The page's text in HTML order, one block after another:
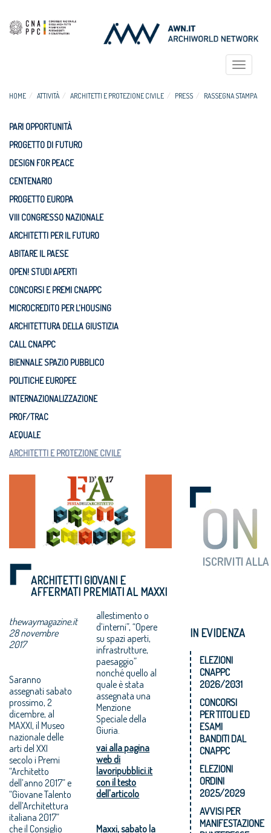
Toggle
HOME ATTIVITÀ ARCHITETTI E PROTEZIONE CIVILE PRESS RASSEGNA STAMPA
PARI OPPORTUNITÀ
PROGETTO DI FUTURO
DESIGN FOR PEACE
CENTENARIO
PROGETTO EUROPA
VIII CONGRESSO NAZIONALE
ARCHITETTI PER IL FUTURO
ABITARE IL PAESE
OPEN! STUDI APERTI
CONCORSI E PREMI CNAPPC
MICROCREDITO PER L'HOUSING
ARCHITETTURA DELLA GIUSTIZIA
CALL CNAPPC
BIENNALE SPAZIO PUBBLICO
POLITICHE EUROPEE
INTERNAZIONALIZZAZIONE
PROF/TRAC
AEQUALE
ARCHITETTI E PROTEZIONE CIVILE
ARCHITETTI GIOVANI E
AFFERMATI PREMIATI AL MAXXI
thewaymagazine.it
28 novembre
2017
Saranno
assegnati sabato
prossimo, 2
dicembre, al
MAXXI, il Museo
nazionale delle
arti del XXI
secolo i Premi
“Architetto
dell’anno 2017” e
“Giovane Talento
dell’Architettura
italiana 2017”
che il Consiglio
allestimento o
d’interni”, “Opere
su spazi aperti,
infrastrutture,
paesaggio”
nonché quello al
quale è stata
assegnata una
Menzione
Speciale della
Giuria.
vai alla pagina
web di
lavoripubblici.it
con il testo
dell'articolo
Maxxi, sabato la
IN EVIDENZA
ELEZIONI
CNAPPC
2026/2031
CONCORSI
PER TITOLI ED
ESAMI
BANDITI DAL
CNAPPC
ELEZIONI
ORDINI
2025/2029
AVVISI PER
MANIFESTAZIONE